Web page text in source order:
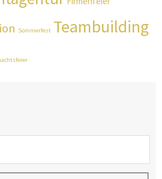
Sommerfest Teambuilding